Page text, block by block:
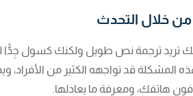
من خلال التحدث
تريد ترجمة نص طويل ولكنك كسول جِدًّا
المشكلة قد تواجهه الكثير من الأفراد،
هاتفك، ومعرفة ما يعادلها.